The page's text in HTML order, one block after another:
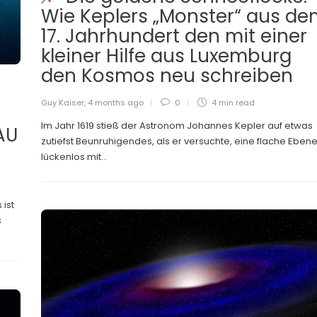
ist
Wie Keplers „Monster“ aus
17. Jahrhundert den mit einer
kleiner Hilfe aus Luxemburg
den Kosmos neu schreiben
Guy Kaiser, 4 months ago 0 4 min read
Im Jahr 1619 stieß der Astronom Johannes Kepler auf etwas
zutiefst Beunruhigendes, als er versuchte, eine flache Ebene
lückenlos mit...